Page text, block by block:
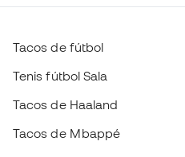
Tacos de fútbol
Tenis fútbol Sala
Tacos de Haaland
Tacos de Mbappé